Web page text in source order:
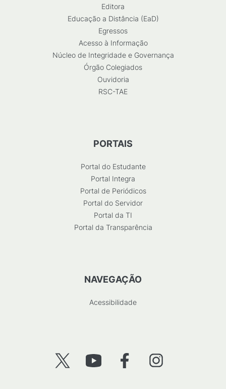
Editora
Educação a Distância (EaD)
Egressos
Acesso à Informação
Núcleo de Integridade e Governança
Órgão Colegiados
Ouvidoria
RSC-TAE
PORTAIS
Portal do Estudante
Portal Integra
Portal de Periódicos
Portal do Servidor
Portal da TI
Portal da Transparência
NAVEGAÇÃO
Acessibilidade